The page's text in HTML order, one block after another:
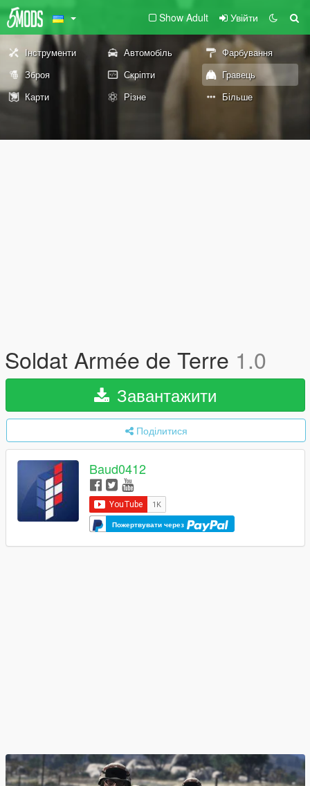
Show Adult Увійти
Інструменти Автомобіль
Фарбування
Зброя
Скріпти
Гравець
Карти
Різне Більше
Soldat Armée de Terre 1.0
Завантажити
Поділитися
Baud0412
Пожертвувати через